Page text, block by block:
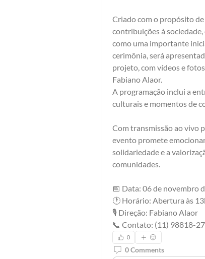
Criado com o propósito
contribuições à
como uma importante
cerimônia, será
projeto, com vídeos e
Fabiano Alaor.
A programação inclui a
culturais e momentos de
Com transmissão ao vivo
evento promete
solidariedade e a
comunidades.
📅 Data: 06 de novembro
🕐 Horário: Abertura às
🎙️ Direção: Fabiano Alaor
📞 Contato: (11) 98818-
0
0 Comments